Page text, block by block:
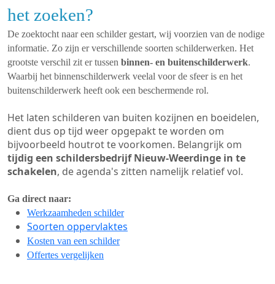
het zoeken?
De zoektocht naar een schilder gestart, wij voorzien van de nodige
informatie. Zo zijn er verschillende soorten schilderwerken. Het
grootste verschil zit er tussen binnen- en buitenschilderwerk.
Waarbij het binnenschilderwerk veelal voor de sfeer is en het
buitenschilderwerk heeft ook een beschermende rol.
Het laten schilderen van buiten kozijnen en boeidelen,
dient dus op tijd weer opgepakt te worden om
bijvoorbeeld houtrot te voorkomen. Belangrijk om
tijdig een schildersbedrijf Nieuw-Weerdinge in te
schakelen, de agenda's zitten namelijk relatief vol.
Ga direct naar:
Werkzaamheden schilder
Soorten oppervlaktes
Kosten van een schilder
Offertes vergelijken